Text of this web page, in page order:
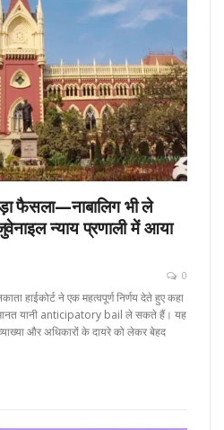
फैसला—नाबालिग भी ले
न्याय प्रणाली में आया
0
हाईकोर्ट ने एक महत्वपूर्ण निर्णय देते हुए कहा
यानी anticipatory bail ले सकते हैं। यह
और अधिकारों के दायरे को लेकर बेहद